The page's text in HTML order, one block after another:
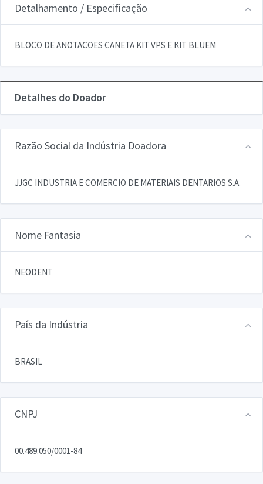
Detalhamento / Especificação
BLOCO DE ANOTACOES CANETA KIT VPS E KIT BLUEM
Detalhes do Doador
Razão Social da Indústria Doadora
JJGC INDUSTRIA E COMERCIO DE MATERIAIS DENTARIOS S.A.
Nome Fantasia
NEODENT
País da Indústria
BRASIL
CNPJ
00.489.050/0001-84